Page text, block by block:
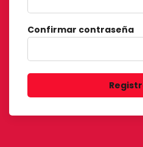
Confirmar contraseña